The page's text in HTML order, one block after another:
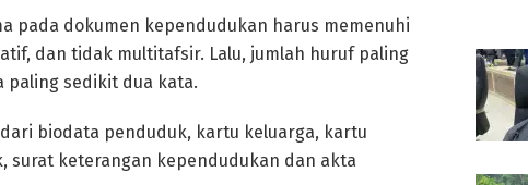
pada dokumen kependudukan harus memenuhi
dan tidak multitafsir. Lalu, jumlah huruf paling
paling sedikit dua kata.
biodata penduduk, kartu keluarga, kartu
keterangan kependudukan dan akta